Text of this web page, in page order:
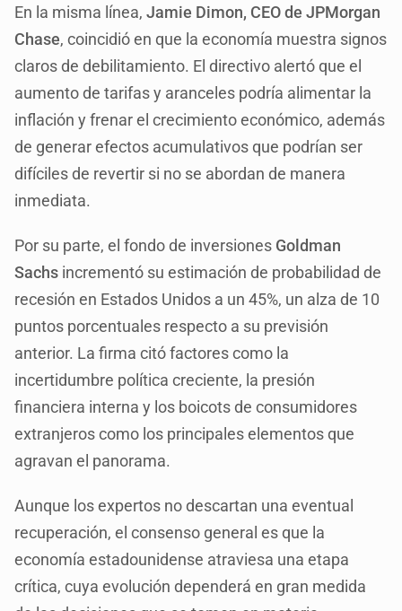
En la misma línea,Jamie Dimon, CEO de JPMorgan
Chase, coincidió en que la economía muestra signos
claros de debilitamiento. El directivo alertó que el
aumento de tarifas y aranceles podría alimentar la
inflación y frenar el crecimiento económico, además
de generar efectos acumulativos que podrían ser
difíciles de revertir si no se abordan de manera
inmediata.
Por su parte, el fondo de inversiones Goldman
Sachs incrementó su estimación de probabilidad de
recesión en Estados Unidos a un 45%, un alza de 10
puntos porcentuales respecto a su previsión
anterior. La firma citó factores como la
incertidumbre política creciente, la presión
financiera interna y los boicots de consumidores
extranjeros como los principales elementos que
agravan el panorama.
Aunque los expertos no descartan una eventual
recuperación, el consenso general es que la
economía estadounidense atraviesa una etapa
crítica, cuya evolución dependerá en gran medida